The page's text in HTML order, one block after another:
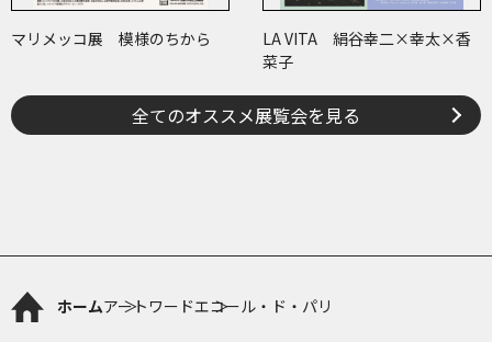
マリメッコ展 模様のちから
LA VITA 絹谷幸二×幸太×香
菜子
全てのオススメ展覧会を見る
ホームアートワードエコール・ド・パリ